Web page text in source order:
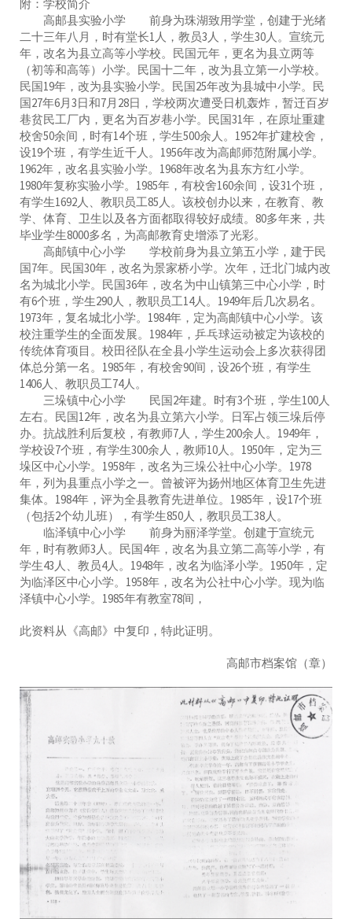
附：学校简介
高邮县实验小学 前身为珠湖致用学堂，创建于光绪
二十三年八月，时有堂长1人，教员3人，学生30人。宣统元
年，改名为县立高等小学校。民国元年，更名为县立两等
（初等和高等）小学。民国十二年，改为县立第一小学校。
民国19年，改为县实验小学。民国25年改为县城中小学。民
国27年6月3日和7月28日，学校两次遭受日机轰炸，暂迁百岁
巷贫民工厂内，更名为百岁巷小学。民国31年，在原址重建
校舍50余间，时有14个班，学生500余人。1952年扩建校舍，
设19个班，有学生近千人。1956年改为高邮师范附属小学。
1962年，改名县实验小学。1968年改名为县东方红小学。
1980年复称实验小学。1985年，有校舍160余间，设31个班，
有学生1692人、教职员工85人。该校创办以来，在教育、教
学、体育、卫生以及各方面都取得较好成绩。80多年来，共
毕业学生8000多名，为高邮教育史增添了光彩。
高邮镇中心小学 学校前身为县立第五小学，建于民
国7年。民国30年，改名为景家桥小学。次年，迁北门城内改
名为城北小学。民国36年，改名为中山镇第三中心小学，时
有6个班，学生290人，教职员工14人。1949年后几次易名。
1973年，复名城北小学。1984年，定为高邮镇中心小学。该
校注重学生的全面发展。1984年，乒乓球运动被定为该校的
传统体育项目。校田径队在全县小学生运动会上多次获得团
体总分第一名。1985年，有校舍90间，设26个班，有学生
1406人、教职员工74人。
三垛镇中心小学 民国2年建。时有3个班，学生100人
左右。民国12年，改名为县立第六小学。日军占领三垛后停
办。抗战胜利后复校，有教师7人，学生200余人。1949年，
学校设7个班，有学生300余人，教师10人。1950年，定为三
垛区中心小学。1958年，改名为三垛公社中心小学。1978
年，列为县重点小学之一。曾被评为扬州地区体育卫生先进
集体。1984年，评为全县教育先进单位。1985年，设17个班
（包括2个幼儿班），有学生850人，教职员工38人。
临泽镇中心小学 前身为丽泽学堂。创建于宣统元
年，时有教师3人。民国4年，改名为县立第二高等小学，有
学生43人、教员4人。1948年，改名为临泽小学。1950年，定
为临泽区中心小学。1958年，改名为公社中心小学。现为临
泽镇中心小学。1985年有教室78间，
此资料从《高邮》中复印，特此证明。
高邮市档案馆（章）